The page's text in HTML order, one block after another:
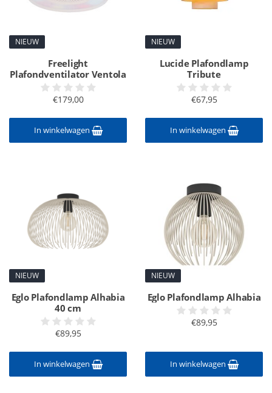
NIEUW
Freelight
Plafondventilator Ventola
€179,00
In winkelwagen
NIEUW
Lucide Plafondlamp
Tribute
€67,95
In winkelwagen
NIEUW
Eglo Plafondlamp Alhabia
40 cm
€89,95
In winkelwagen
NIEUW
Eglo Plafondlamp Alhabia
€89,95
In winkelwagen